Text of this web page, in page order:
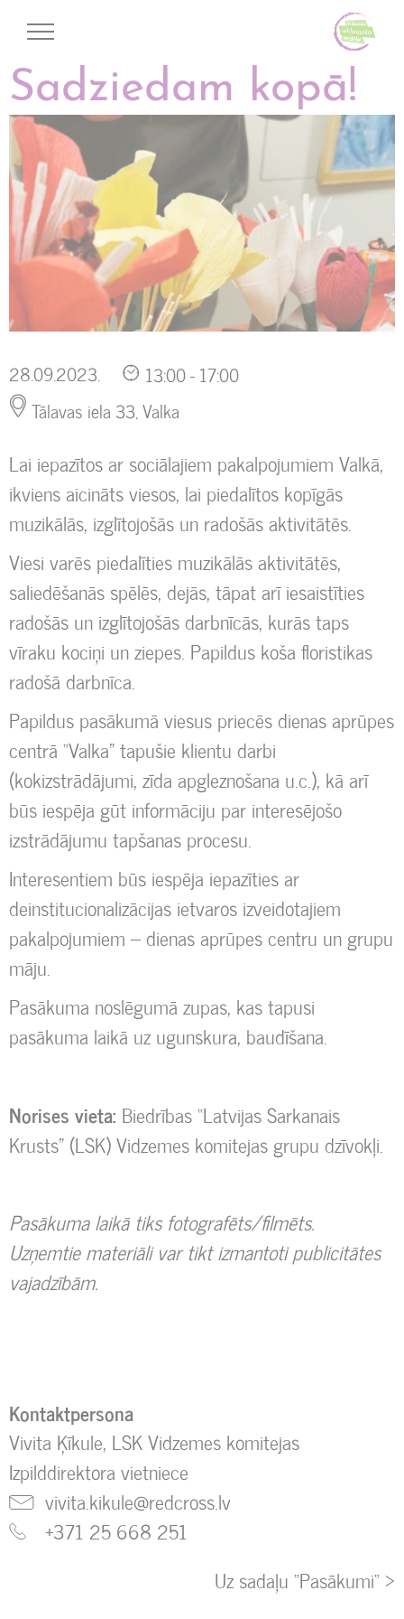
Sadziedam kopā!
28.09.2023.
13:00 - 17:00
Tālavas iela 33, Valka
Lai iepazītos ar sociālajiem pakalpojumiem Valkā,
ikviens aicināts viesos, lai piedalītos kopīgās
muzikālās, izglītojošās un radošās aktivitātēs.
Viesi varēs piedalīties muzikālās aktivitātēs,
saliedēšanās spēlēs, dejās, tāpat arī iesaistīties
radošās un izglītojošās darbnīcās, kurās taps
vīraku kociņi un ziepes. Papildus koša floristikas
radošā darbnīca.
Papildus pasākumā viesus priecēs dienas aprūpes
centrā “Valka” tapušie klientu darbi
(kokizstrādājumi, zīda apgleznošana u.c.), kā arī
būs iespēja gūt informāciju par interesējošo
izstrādājumu tapšanas procesu.
Interesentiem būs iespēja iepazīties ar
deinstitucionalizācijas ietvaros izveidotajiem
pakalpojumiem – dienas aprūpes centru un grupu
māju.
Pasākuma noslēgumā zupas, kas tapusi
pasākuma laikā uz ugunskura, baudīšana.
Norises vieta: Biedrības “Latvijas Sarkanais
Krusts” (LSK) Vidzemes komitejas grupu dzīvokļi.
Pasākuma laikā tiks fotografēts/filmēts.
Uzņemtie materiāli var tikt izmantoti publicitātes
vajadzībām.
Kontaktpersona
Vivita Ķīkule, LSK Vidzemes komitejas
Izpilddirektora vietniece
vivita.kikule@redcross.lv
+371 25 668 251
Uz sadaļu “Pasākumi“ >